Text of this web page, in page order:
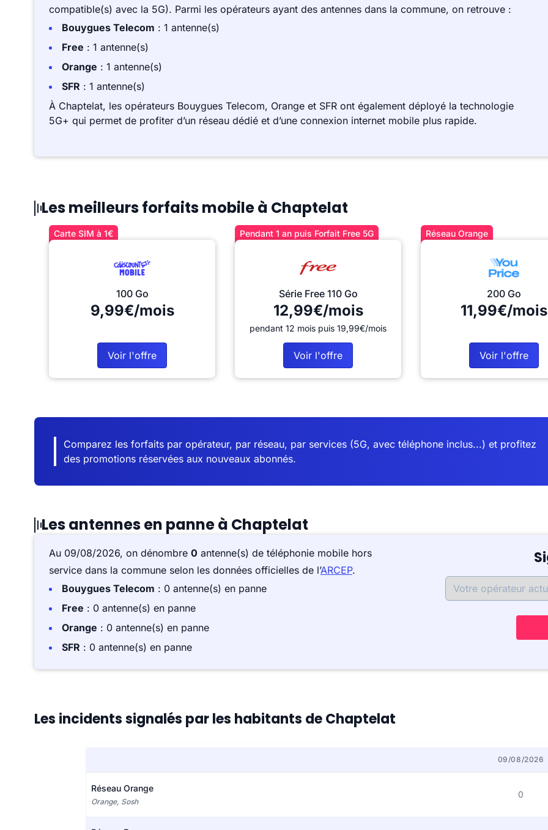
compatible(s) avec la 5G). Parmi les opérateurs ayant des antennes dans la commune, on retrouve :
Bouygues Telecom : 1 antenne(s)
Free : 1 antenne(s)
Orange : 1 antenne(s)
SFR : 1 antenne(s)
À Chaptelat, les opérateurs Bouygues Telecom, Orange et SFR ont également déployé la technologie
5G+ qui permet de profiter d’un réseau dédié et d’une connexion internet mobile plus rapide.
Les meilleurs forfaits mobile à Chaptelat
Carte SIM à 1€
100 Go
9,99€/mois
Voir l'offre
Pendant 1 an puis Forfait Free 5G
Série Free 110 Go
12,99€/mois
pendant 12 mois puis 19,99€/mois
Voir l'offre
Réseau Orange
200 Go
11,99€/mois
Voir l'offre
Comparez les forfaits par opérateur, par réseau, par services (5G, avec téléphone inclus...) et profitez
des promotions réservées aux nouveaux abonnés.
Les antennes en panne à Chaptelat
Au 09/08/2026, on dénombre 0 antenne(s) de téléphonie mobile hors
service dans la commune selon les données officielles de l’ARCEP.
Bouygues Telecom : 0 antenne(s) en panne
Free : 0 antenne(s) en panne
Orange : 0 antenne(s) en panne
SFR : 0 antenne(s) en panne
Les incidents signalés par les habitants de Chaptelat
09/08/2026
Réseau Orange
Orange, Sosh
0